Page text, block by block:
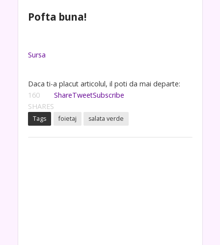
Pofta buna!
Sursa
Daca ti-a placut articolul, il poti da mai departe:
160
SHARES
ShareTweetSubscribe
Tags foietaj salata verde